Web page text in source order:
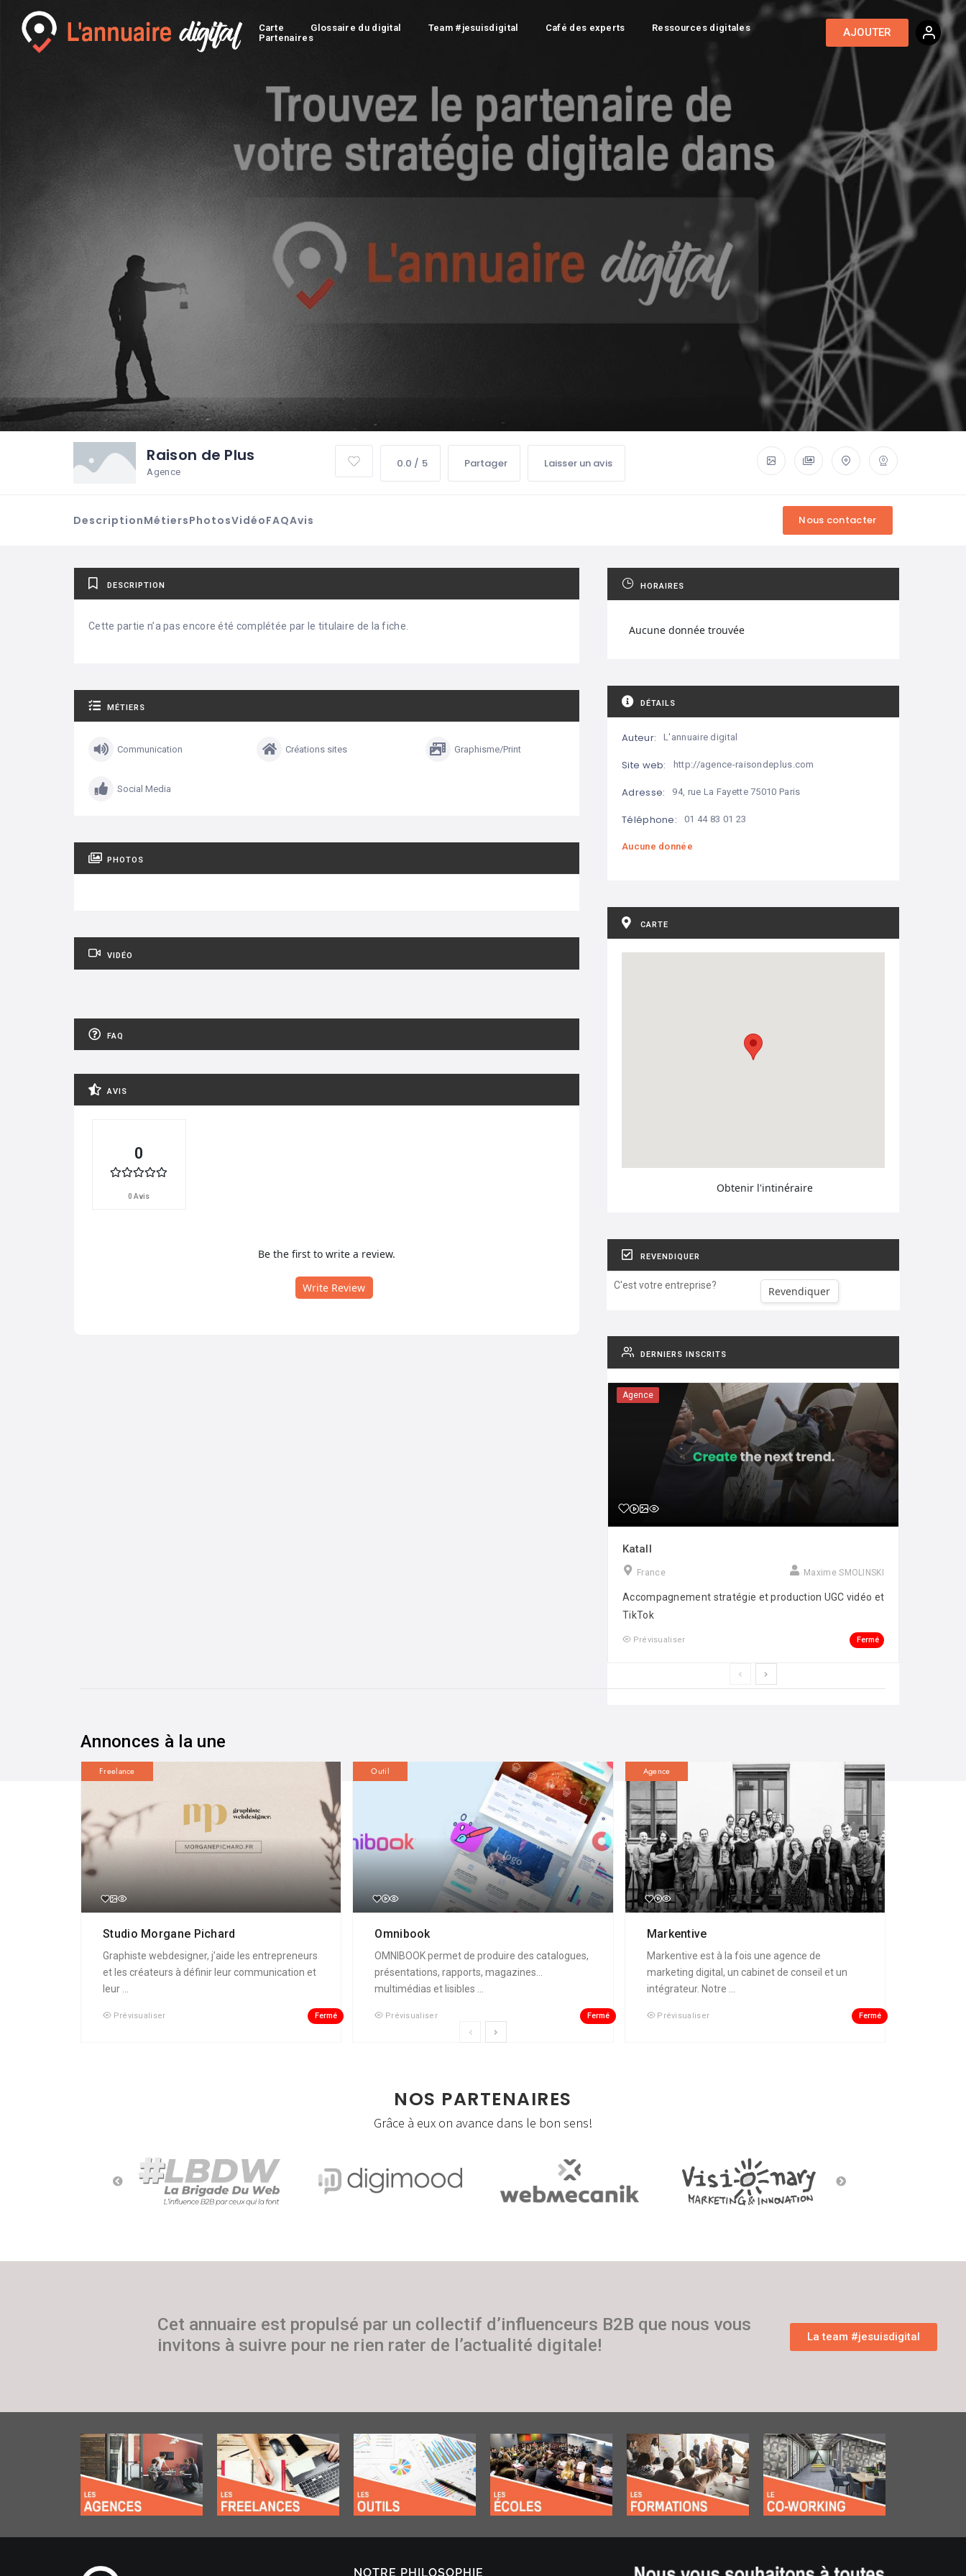
Carte Glossaire du digital Team #jesuisdigital Café des experts
Ressources digitales
Partenaires
AJOUTER
Raison de Plus
Agence
0.0 / 5 Partager Laisser un avis
DescriptionMétiersPhotosVidéoFAQAvis
DESCRIPTION
Cette partie n’a pas encore été complétée par le titulaire de la fiche.
MÉTIERS
Communication Créations sites Graphisme/Print
Social Media
PHOTOS
VIDÉO
FAQ
AVIS
0
0 Avis
Be the first to write a review.
Write Review
HORAIRES
Aucune donnée trouvée
DÉTAILS
Auteur: L'annuaire digital
Site web: http://agence-raisondeplus.com
Adresse: 94, rue La Fayette 75010 Paris
Téléphone: 01 44 83 01 23
Aucune donnée
CARTE
Obtenir l'intinéraire
REVENDIQUER
C'est votre entreprise? Revendiquer
DERNIERS INSCRITS
Agence
Katall
France Maxime SMOLINSKI
Accompagnement stratégie et production UGC vidéo et
TikTok
Prévisualiser Fermé
Annonces à la une
Freelance
Studio Morgane Pichard
Graphiste webdesigner, j’aide les entrepreneurs
et les créateurs à définir leur communication et
leur ...
Prévisualiser Fermé
Outil
Omnibook
OMNIBOOK permet de produire des catalogues,
présentations, rapports, magazines...
multimédias et lisibles ...
Prévisualiser Fermé
Agence
Markentive
Markentive est à la fois une agence de
marketing digital, un cabinet de conseil et un
intégrateur. Notre ...
Prévisualiser Fermé
NOS PARTENAIRES
Grâce à eux on avance dans le bon sens!
Cet annuaire est propulsé par un collectif d’influenceurs B2B que nous vous
invitons à suivre pour ne rien rater de l’actualité digitale!
La team #jesuisdigital
NOTRE PHILOSOPHIE